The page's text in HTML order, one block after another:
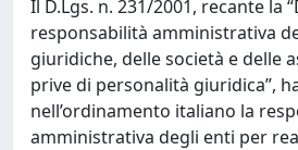
Il D.Lgs. n. 231/2001, recante la
responsabilità amministrativa
giuridiche, delle società e delle
prive di personalità giuridica”,
nell’ordinamento italiano la
amministrativa degli enti per